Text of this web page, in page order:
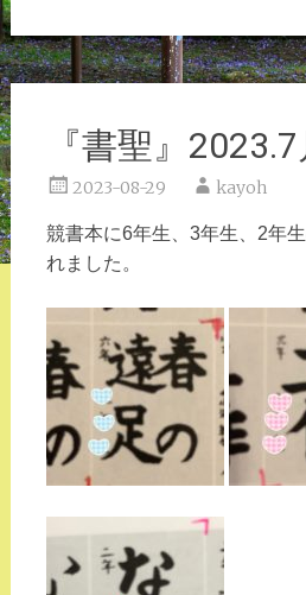
『書聖』
2023-08-29 kayoh
競書本に6年生、3年生、2年
れました。